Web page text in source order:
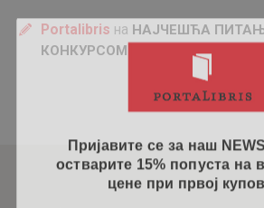
Portalibris на НАЈЧЕШЋА
КОНКУРСОМ
Пријавите се за наш
остварите 15% попуста на
цене при првој